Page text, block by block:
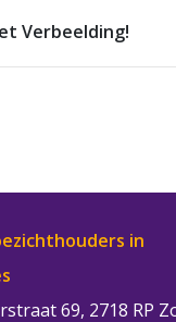
Verbeelding!
in
69, 2718 RP